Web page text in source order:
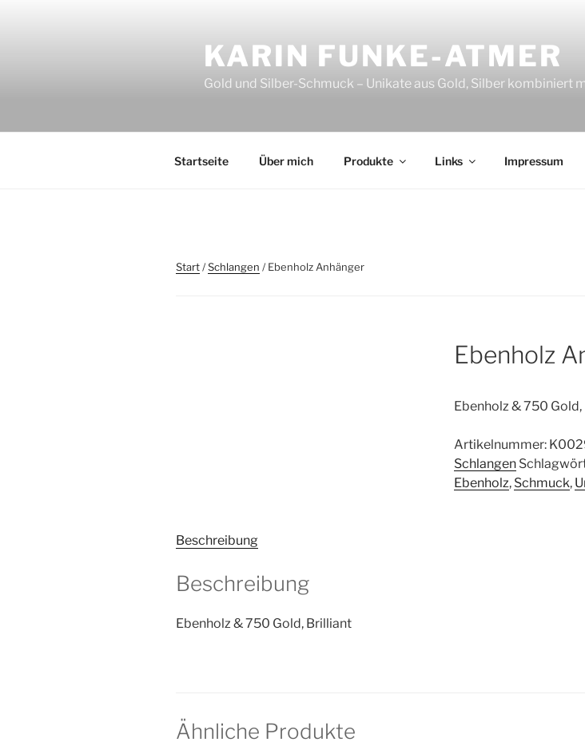
KARIN FUNKE-ATMER
Gold und Silber-Schmuck – Unikate aus Gold, Silber kombiniert
Startseite Über mich Produkte Links Impressum
Start/Schlangen / Ebenholz Anhänger
Ebenholz
Ebenholz & 750
Artikelnummer:
Schlangen
Ebenholz, Schmuck,
Beschreibung
Beschreibung
Ebenholz & 750 Gold, Brilliant
Ähnliche Produkte